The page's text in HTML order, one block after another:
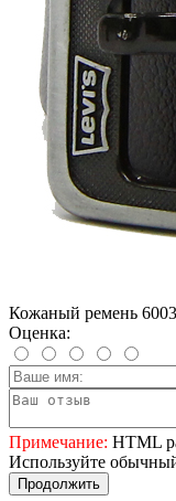
Кожаный ремень
Оценка:
Примечание: HTML
Используйте
Продолжить